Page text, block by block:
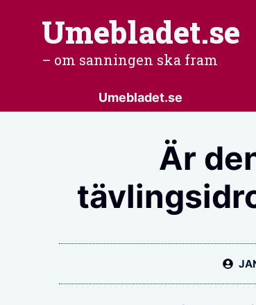
innehåll
Umebladet.se
– om sanningen ska fram
Umebladet.se
Är